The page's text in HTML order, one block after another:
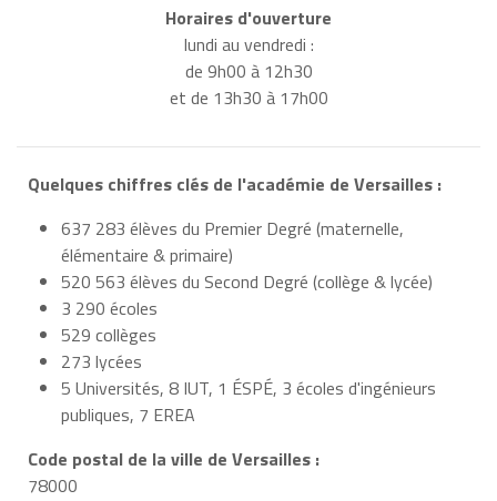
Horaires d'ouverture
lundi au vendredi :
de 9h00 à 12h30
et de 13h30 à 17h00
Quelques chiffres clés de l'académie de Versailles :
637 283 élèves du Premier Degré (maternelle,
élémentaire & primaire)
520 563 élèves du Second Degré (collège & lycée)
3 290 écoles
529 collèges
273 lycées
5 Universités, 8 IUT, 1 ÉSPÉ, 3 écoles d'ingénieurs
publiques, 7 EREA
Code postal de la ville de Versailles :
78000